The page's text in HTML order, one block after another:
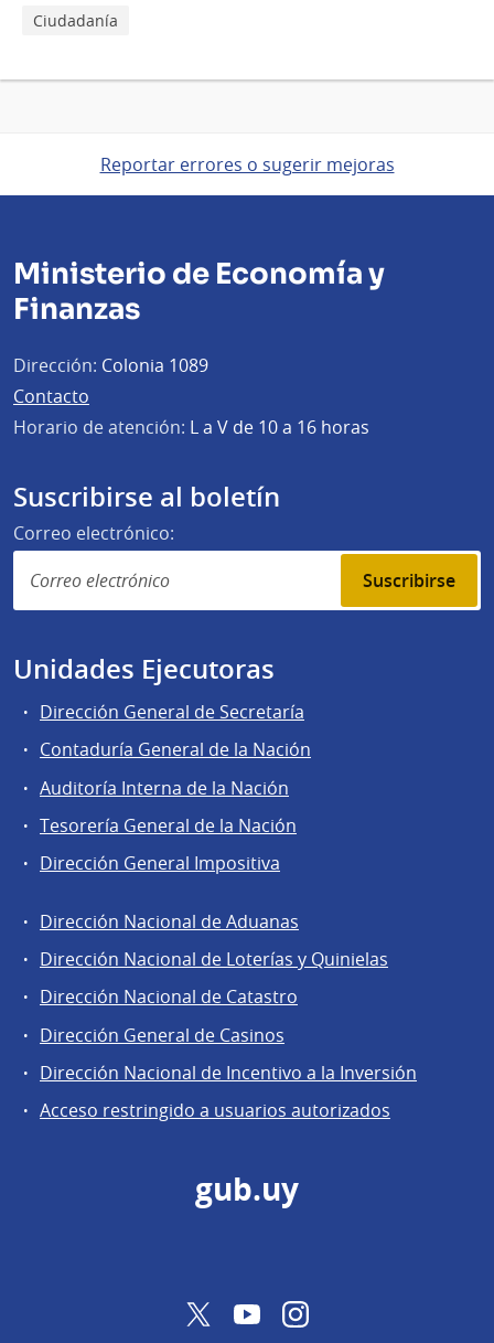
Ciudadanía
Reportar errores o sugerir mejoras
Ministerio de Economía y
Finanzas
Dirección: Colonia 1089
Contacto
Horario de atención: L a V de 10 a 16 horas
Suscribirse al boletín
Correo electrónico:
Suscribirse
Unidades Ejecutoras
Dirección General de Secretaría
Contaduría General de la Nación
Auditoría Interna de la Nación
Tesorería General de la Nación
Dirección General Impositiva
Áreas
de
la
Dirección
General
de
Secretaría
Dirección Nacional de Aduanas
Dirección Nacional de Loterías y Quinielas
Dirección Nacional de Catastro
Dirección General de Casinos
Dirección Nacional de Incentivo a la Inversión
Acceso restringido a usuarios autorizados
gub.uy
TwitterYouTubeInstagram